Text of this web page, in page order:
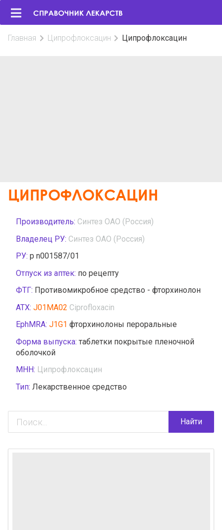
Главная Ципрофлоксацин Ципрофлоксацин
ЦИПРОФЛОКСАЦИН
Производитель: Синтез ОАО (Россия)
Владелец РУ: Синтез ОАО (Россия)
РУ: р n001587/01
Отпуск из аптек: по рецепту
ФТГ: Противомикробное средство - фторхинолон
АТХ: J01MA02 Ciprofloxacin
EphMRA: J1G1 фторхинолоны пероральные
Форма выпуска: таблетки покрытые пленочной
оболочкой
МНН: Ципрофлоксацин
Тип: Лекарственное средство
Найти